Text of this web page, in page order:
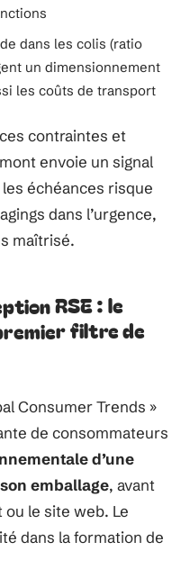
dans les colis (ratio
un dimensionnement
les coûts de transport
contraintes et
envoie un signal
échéances risque
dans l’urgence,
maîtrisé.
RSE : le
filtre de
Consumer Trends »
de consommateurs
d’une
emballage, avant
ou le site web. Le
dans la formation de